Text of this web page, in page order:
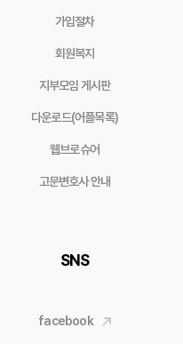
가입절차
회원복지
지부모임 게시판
다운로드(어플목록)
웹브로슈어
고문변호사 안내
SNS
facebook